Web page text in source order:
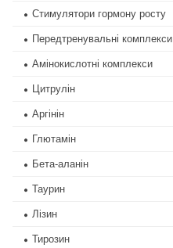
Стимулятори гормону росту
Передтренувальні комплекси
Амінокислотні комплекси
Цитрулін
Аргінін
Глютамін
Бета-аланін
Таурин
Лізин
Тирозин